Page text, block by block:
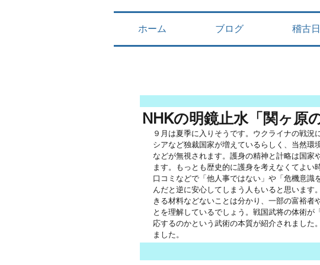
ホーム ブログ 稽古
NHKの明鏡止水「関ヶ原
９月は夏季に入りそうです。ウクライナの戦
シアなど独裁国家が増えているらしく、当然
などが無視されます。護身の精神と計略は国
ます。もっとも歴史的に護身を考えなくてよ
口コミなどで「他人事ではない」や「危機意識
んだと逆に安心してしまう人もいると思いま
きる材料などないことは分かり、一部の富裕者
とを理解しているでしょう。戦国武将の体術
応するのかという武術の本質が紹介されました
ました。